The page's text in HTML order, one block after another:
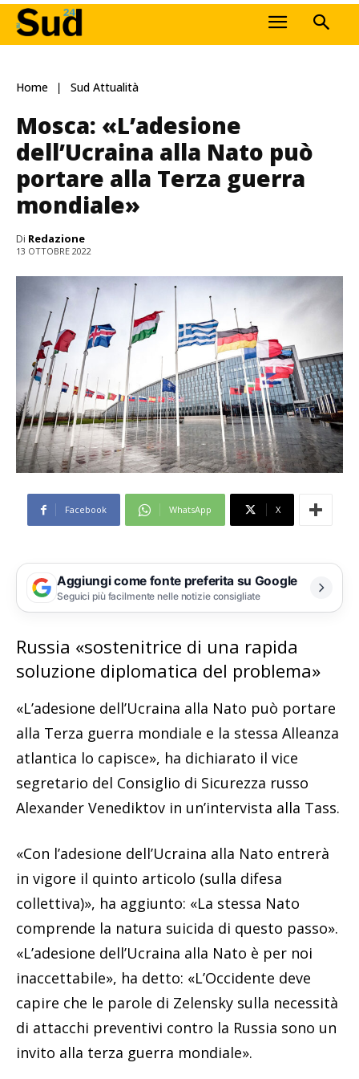
Home Sud Attualità
Mosca: «L’adesione
dell’Ucraina alla Nato può
portare alla Terza guerra
mondiale»
Di Redazione
13 OTTOBRE 2022
Facebook WhatsApp X
Aggiungi come fonte preferita su Google
Seguici più facilmente nelle notizie consigliate
Russia «sostenitrice di una rapida
soluzione diplomatica del problema»
«L’adesione dell’Ucraina alla Nato può portare
alla Terza guerra mondiale e la stessa Alleanza
atlantica lo capisce», ha dichiarato il vice
segretario del Consiglio di Sicurezza russo
Alexander Venediktov in un’intervista alla Tass.
«Con l’adesione dell’Ucraina alla Nato entrerà
in vigore il quinto articolo (sulla difesa
collettiva)», ha aggiunto: «La stessa Nato
comprende la natura suicida di questo passo».
«L’adesione dell’Ucraina alla Nato è per noi
inaccettabile», ha detto: «L’Occidente deve
capire che le parole di Zelensky sulla necessità
di attacchi preventivi contro la Russia sono un
invito alla terza guerra mondiale».